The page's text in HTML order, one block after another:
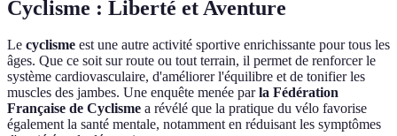
Cyclisme : Liberté et Aventure
Le cyclisme est une autre activité sportive enrichissante pour tous les
âges. Que ce soit sur route ou tout terrain, il permet de renforcer le
système cardiovasculaire, d'améliorer l'équilibre et de tonifier les
muscles des jambes. Une enquête menée parla Fédération
Française de Cyclisme a révélé que la pratique du vélo favorise
également la santé mentale, notamment en réduisant les symptômes